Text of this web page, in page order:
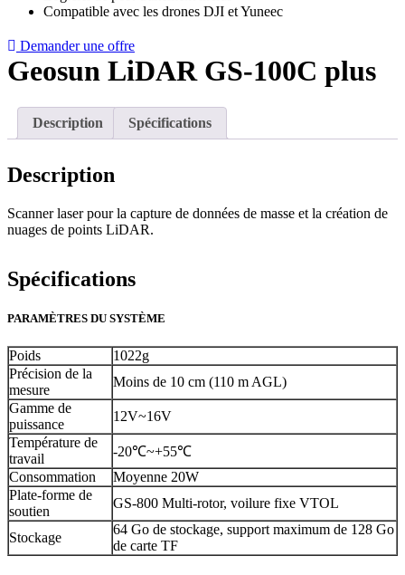
Compatible avec les drones DJI et Yuneec
Demander une offre
Geosun LiDAR GS-100C plus
Description Spécifications
Description
Scanner laser pour la capture de données de masse et la création de
nuages de points LiDAR.
Spécifications
PARAMÈTRES DU SYSTÈME
Poids
1022g
Précision de la
mesure
Moins de 10 cm (110 m AGL)
Gamme de
puissance
12V~16V
Température de
travail
-20℃~+55℃
Consommation
Moyenne 20W
Plate-forme de
soutien
GS-800 Multi-rotor, voilure fixe VTOL
Stockage
64 Go de stockage, support maximum de 128 Go
de carte TF